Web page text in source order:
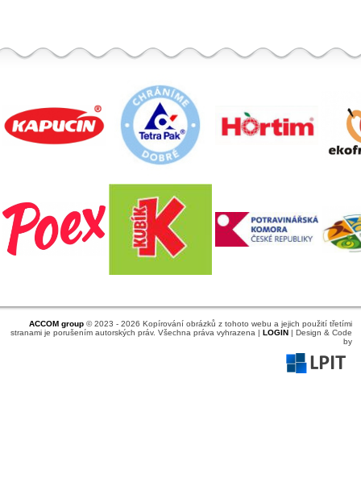
ACCOM group© 2023 - 2026 Kopírování obrázků z tohoto webu a jejich použití třetími
stranami je porušením autorských práv. Všechna práva vyhrazena | LOGIN| Design & Code
by